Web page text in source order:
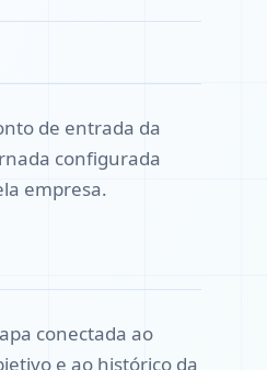
de entrada da
configurada
empresa.
conectada ao
e ao histórico da